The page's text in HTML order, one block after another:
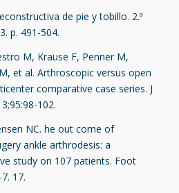
de pie y tobillo. 2.ª
p. 491-504.
M, Krause F, Penner M,
et al. Arthroscopic versus open
comparative case series. J
102.
NC. he out come of
ankle arthrodesis: a
study on 107 patients. Foot
17.